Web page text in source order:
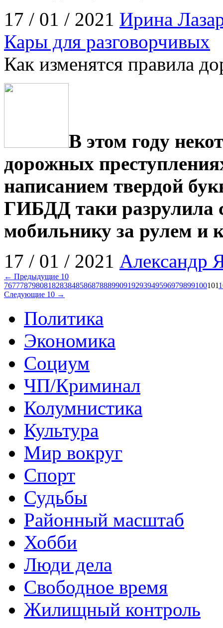
17 / 01 / 2021 Ирина
Кары для разговорчивых
Как изменятся правила
В этом году
дорожных
написанием твердой
ГИБДД таки разрулила
мобильнику за рулем и
17 / 01 / 2021 Александр
← Предыдущие 10
767778798081828384858687888990919293949596979899100101
Следующие 10 →
Политика
Экономика
Социум
ЧП/Криминал
Колумнистика
Культура
Мир вокруг
Спорт
Судьбы
Районный масштаб
Хобби
Люди дела
Свободное время
Жилищный контроль